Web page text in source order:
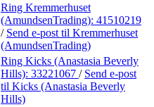
Ring Kremmerhuset
(AmundsenTrading): 41510219
/ Send e-post til Kremmerhuset
(AmundsenTrading)
Ring Kicks (Anastasia Beverly
Hills): 33221067 / Send e-post
til Kicks (Anastasia Beverly
Hills)